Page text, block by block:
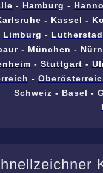
- Hamburg -
- Kassel -
Limburg -
- München -
- Stuttgart -
-
Schweiz - Basel -